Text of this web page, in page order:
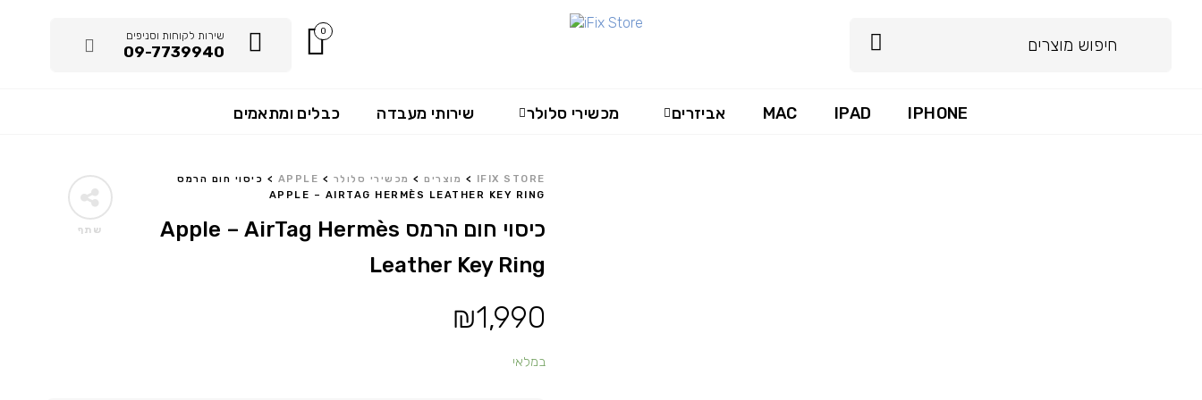
שירות לקוחות וסניפים
09-7739940
0
IPHONE
IPAD
MAC אביזרים מכשירי סלולר שירותי מעבדה כבלים ומתאמים
שתף
IFIX STORE
> מוצרים> מכשירי סלולר >
APPLE
> כיסוי חום הרמס
APPLE – AIRTAG HERMÈS LEATHER KEY RING
כיסוי חום הרמס Apple – AirTag Hermès
Leather Key Ring
₪1,990
במלאי